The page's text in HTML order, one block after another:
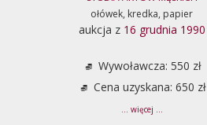
ołówek, kredka, papier
aukcja z 16 grudnia 1990
Wywoławcza: 550 zł
Cena uzyskana: 650 zł
... więcej ...